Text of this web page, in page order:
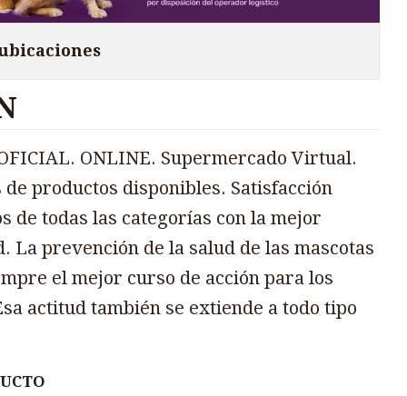
ONLINE. Supermercado Virtual.
productos disponibles. Satisfacción
de todas las categorías con la mejor
La prevención de la salud de las mascotas
el mejor curso de acción para los
actitud también se extiende a todo tipo